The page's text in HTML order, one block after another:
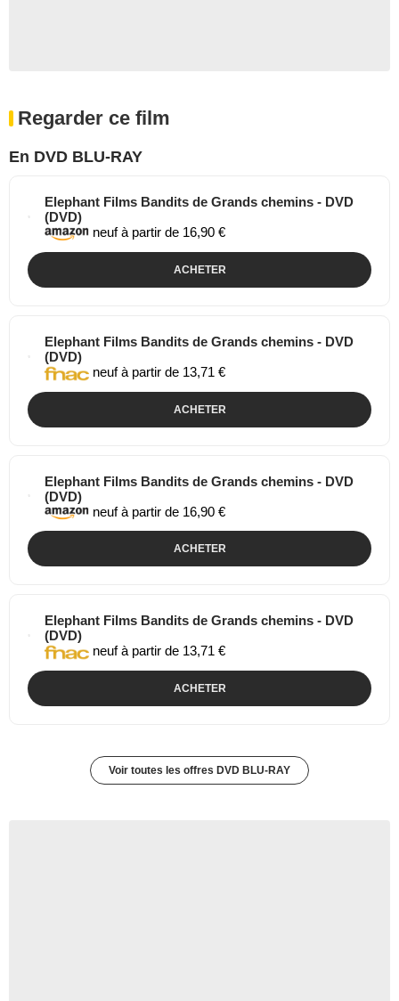
Regarder ce film
En DVD BLU-RAY
Elephant Films Bandits de Grands chemins - DVD
(DVD)
neuf à partir de 16,90 €
ACHETER
Elephant Films Bandits de Grands chemins - DVD
(DVD)
neuf à partir de 13,71 €
ACHETER
Elephant Films Bandits de Grands chemins - DVD
(DVD)
neuf à partir de 16,90 €
ACHETER
Elephant Films Bandits de Grands chemins - DVD
(DVD)
neuf à partir de 13,71 €
ACHETER
Voir toutes les offres DVD BLU-RAY